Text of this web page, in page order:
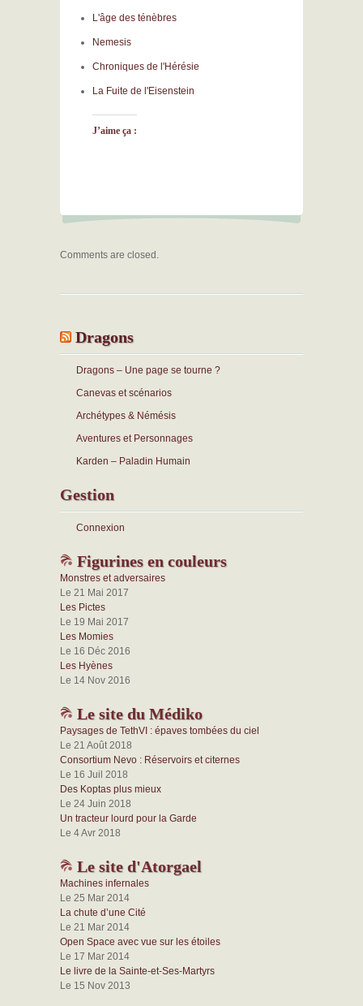
L'âge des ténèbres
Nemesis
Chroniques de l'Hérésie
La Fuite de l'Eisenstein
J’aime ça :
Comments are closed.
Dragons
Dragons – Une page se tourne ?
Canevas et scénarios
Archétypes & Némésis
Aventures et Personnages
Karden – Paladin Humain
Gestion
Connexion
Figurines en couleurs
Monstres et adversaires
Le 21 Mai 2017
Les Pictes
Le 19 Mai 2017
Les Momies
Le 16 Déc 2016
Les Hyènes
Le 14 Nov 2016
Le site du Médiko
Paysages de TethVI : épaves tombées du ciel
Le 21 Août 2018
Consortium Nevo : Réservoirs et citernes
Le 16 Juil 2018
Des Koptas plus mieux
Le 24 Juin 2018
Un tracteur lourd pour la Garde
Le 4 Avr 2018
Le site d'Atorgael
Machines infernales
Le 25 Mar 2014
La chute d’une Cité
Le 21 Mar 2014
Open Space avec vue sur les étoiles
Le 17 Mar 2014
Le livre de la Sainte-et-Ses-Martyrs
Le 15 Nov 2013